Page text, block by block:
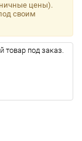
цены).
своим
под заказ.